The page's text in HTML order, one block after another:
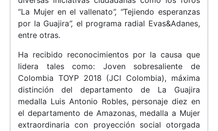
“La Mujer en el vallenato”, “Tejiendo esperanzas
por la Guajira”, el programa radial Evas&Adanes,
entre otras.
Ha recibido reconocimientos por la causa que
lidera tales como: Joven sobresaliente de
Colombia TOYP 2018 (JCI Colombia), máxima
distinción del departamento de La Guajira
medalla Luis Antonio Robles, personaje diez en
el departamento de Amazonas, medalla a Mujer
extraordinaria con proyección social otorgada